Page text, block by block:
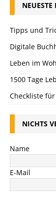
NEUESTE
Tipps und
Digitale
Leben im
1500 Tage
Checkliste
NICHTS
Name
E-Mail